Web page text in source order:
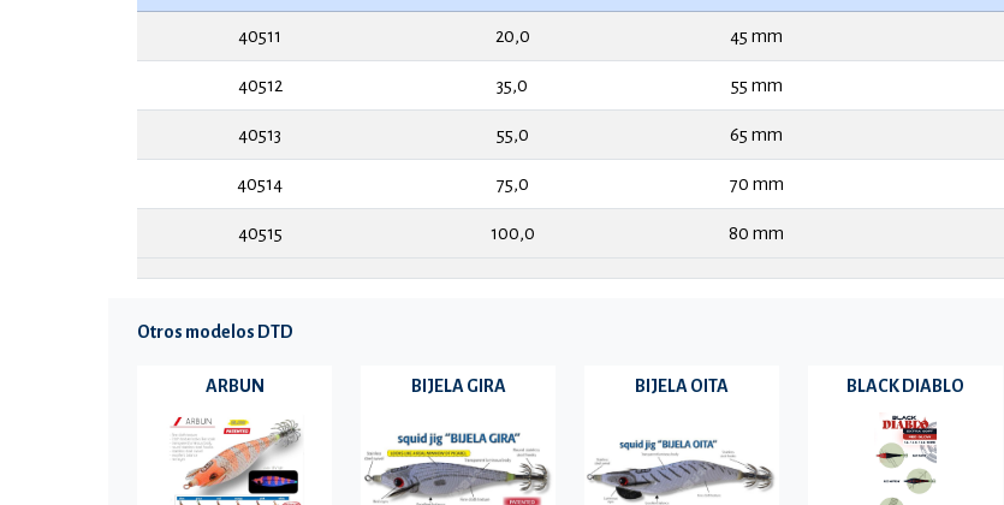
40511 20,0 45 mm
40512 35,0 55 mm
40513 55,0 65 mm
40514 75,0 70 mm
40515 100,0 80 mm
Otros modelos DTD
ARBUN BIJELA GIRA BIJELA OITA BLACK DIABLO